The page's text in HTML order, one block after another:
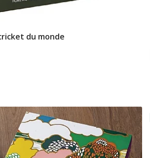
Ajouter Au Panier
du monde